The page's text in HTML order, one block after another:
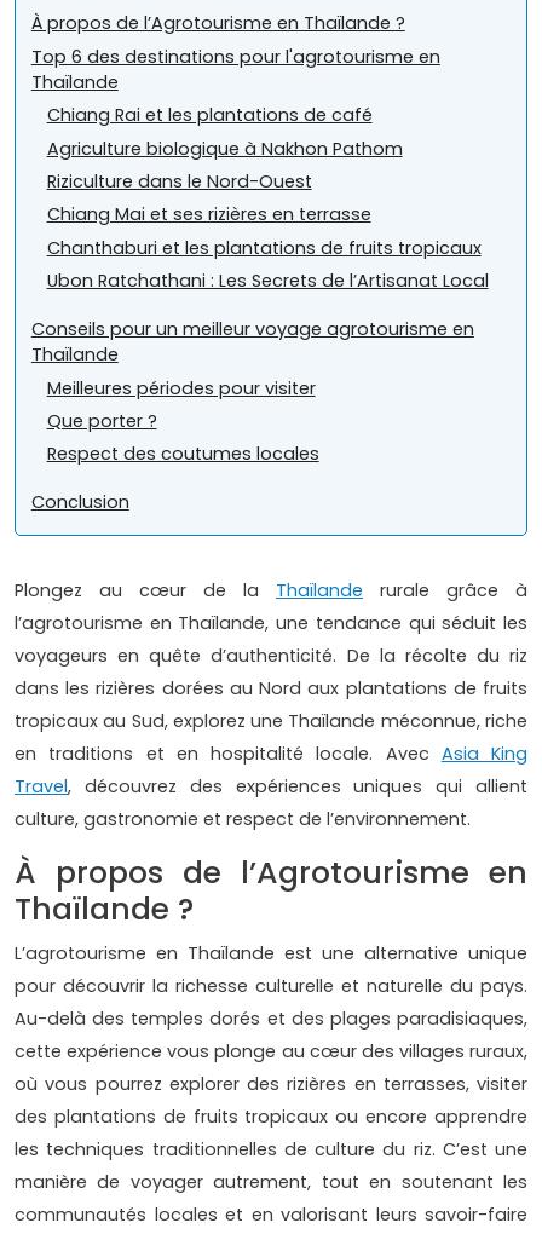
À propos de l’Agrotourisme en Thaïlande ?
Top 6 des destinations pour l'agrotourisme en
Thaïlande
Chiang Rai et les plantations de café
Agriculture biologique à Nakhon Pathom
Riziculture dans le Nord-Ouest
Chiang Mai et ses rizières en terrasse
Chanthaburi et les plantations de fruits tropicaux
Ubon Ratchathani : Les Secrets de l’Artisanat Local
Conseils pour un meilleur voyage agrotourisme en
Thaïlande
Meilleures périodes pour visiter
Que porter ?
Respect des coutumes locales
Conclusion
Plongez au cœur de la Thaïlande rurale grâce à
l’agrotourisme en Thaïlande, une tendance qui séduit les
voyageurs en quête d’authenticité. De la récolte du riz
dans les rizières dorées au Nord aux plantations de fruits
tropicaux au Sud, explorez une Thaïlande méconnue, riche
en traditions et en hospitalité locale. Avec Asia King
Travel, découvrez des expériences uniques qui allient
culture, gastronomie et respect de l’environnement.
À propos de l’Agrotourisme en
Thaïlande ?
L’agrotourisme en Thaïlande est une alternative unique
pour découvrir la richesse culturelle et naturelle du pays.
Au-delà des temples dorés et des plages paradisiaques,
cette expérience vous plonge au cœur des villages ruraux,
où vous pourrez explorer des rizières en terrasses, visiter
des plantations de fruits tropicaux ou encore apprendre
les techniques traditionnelles de culture du riz. C’est une
manière de voyager autrement, tout en soutenant les
communautés locales et en valorisant leurs savoir-faire